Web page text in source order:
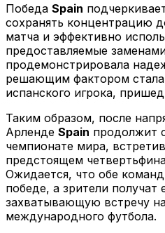
Победа Spain
сохранять концентрацию
матча и эффективно
предоставляемые
продемонстрировала
решающим фактором
испанского игрока,
Таким образом, после
Арленде Spain продолжит
чемпионате мира,
предстоящем
Ожидается, что обе
победе, а зрители получат
захватывающую встречу
международного футбола.